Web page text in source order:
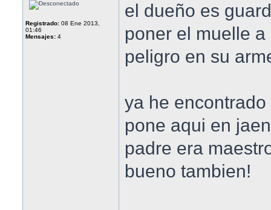
Registrado: 08 Ene 2013,
01:46
Mensajes: 4
el dueño es
poner el muelle
peligro en su
ya he
pone aqui en
padre era
bueno tambien!